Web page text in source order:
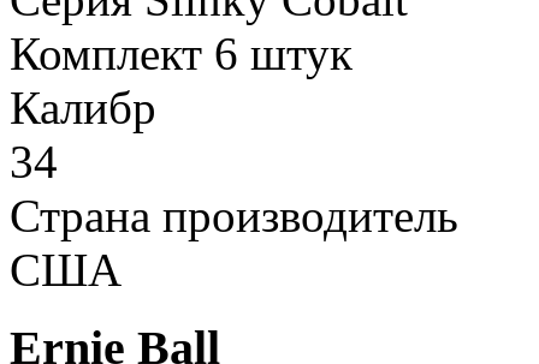
Комплект 6 штук
Калибр
34
Страна производитель
США
Ernie Ball